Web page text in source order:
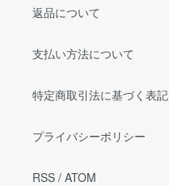
返品について
支払い方法について
特定商取引法に基づく表記
プライバシーポリシー
RSS / ATOM